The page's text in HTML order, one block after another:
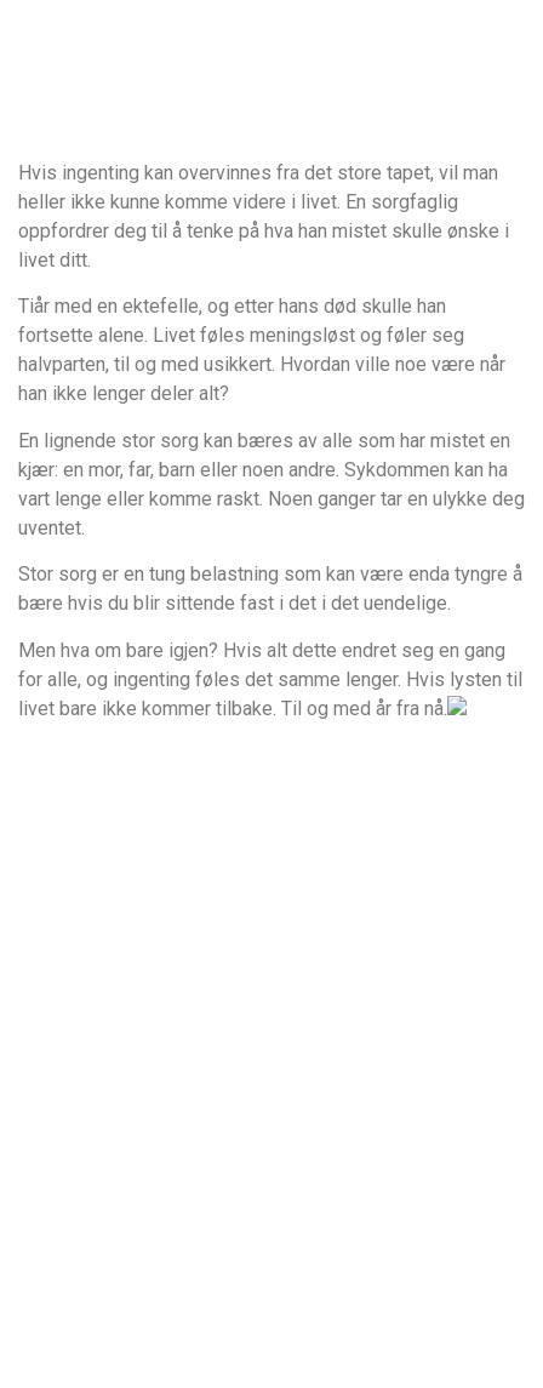
Hvis ingenting kan overvinnes fra det store tapet, vil man
heller ikke kunne komme videre i livet. En sorgfaglig
oppfordrer deg til å tenke på hva han mistet skulle ønske i
livet ditt.
Tiår med en ektefelle, og etter hans død skulle han
fortsette alene. Livet føles meningsløst og føler seg
halvparten, til og med usikkert. Hvordan ville noe være når
han ikke lenger deler alt?
En lignende stor sorg kan bæres av alle som har mistet en
kjær: en mor, far, barn eller noen andre. Sykdommen kan ha
vart lenge eller komme raskt. Noen ganger tar en ulykke deg
uventet.
Stor sorg er en tung belastning som kan være enda tyngre å
bære hvis du blir sittende fast i det i det uendelige.
Men hva om bare igjen? Hvis alt dette endret seg en gang
for alle, og ingenting føles det samme lenger. Hvis lysten til
livet bare ikke kommer tilbake. Til og med år fra nå.